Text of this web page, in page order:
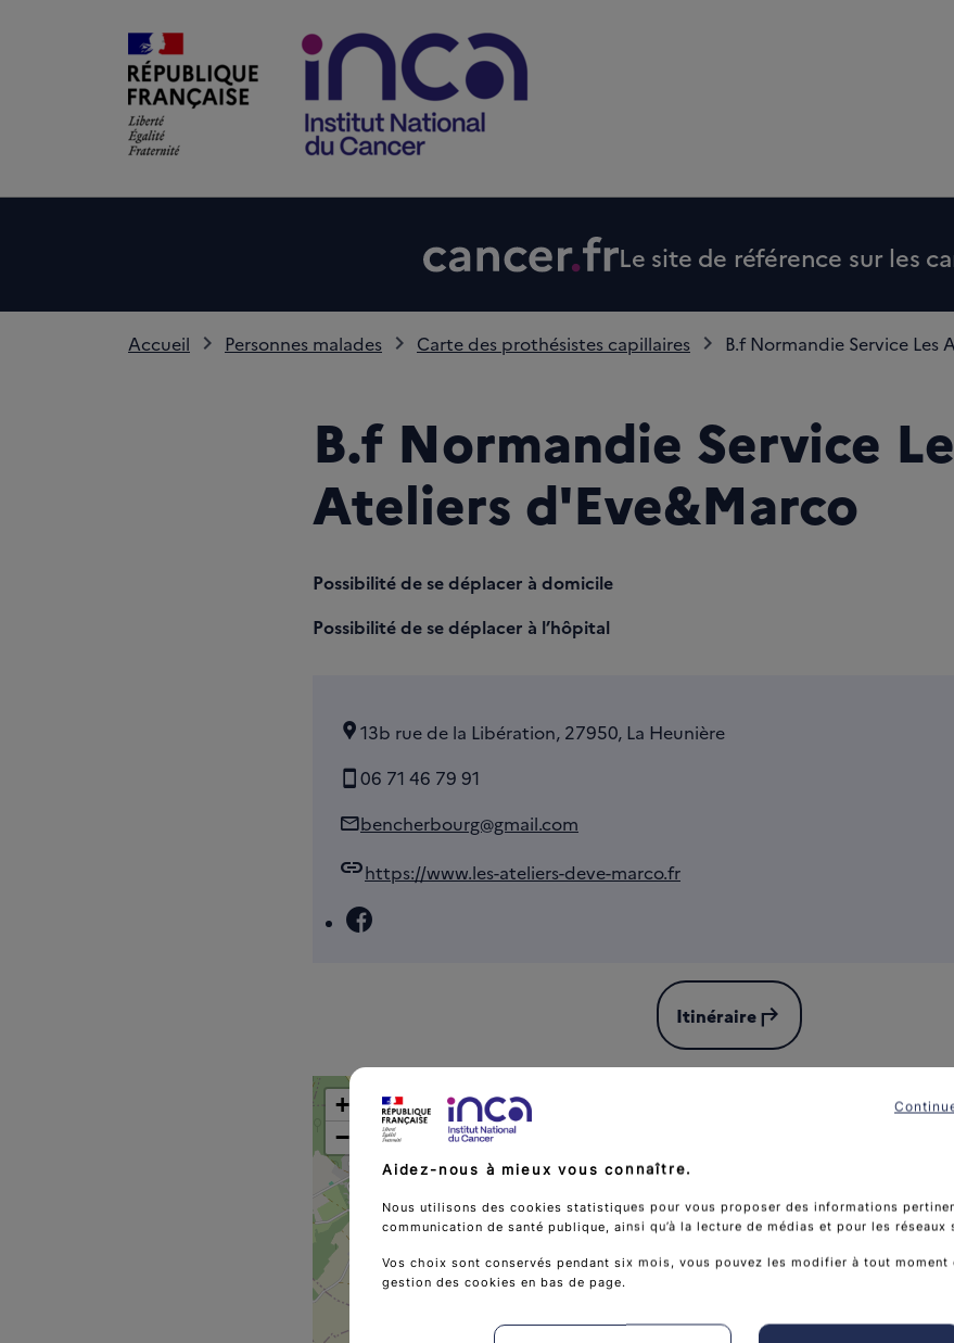
Le site de référence sur les
Accueil Personnes malades Carte des prothésistes capillaires B.f Normandie Service Les
B.f Normandie Service
Ateliers d'Eve&Marco
Possibilité de se déplacer à domicile
Possibilité de se déplacer à l’hôpital
13b rue de la Libération, 27950, La Heunière
06 71 46 79 91
bencherbourg@gmail.com
linkhttps://www.les-ateliers-deve-marco.fr
Facebook
Itinérairesubdirectory_arrow_left
+
−
Aidez-nous à mieux vous connaître.
Nous utilisons des cookies statistiques pour vous proposer des informations
communication de santé publique, ainsi qu’à la lecture de médias et pour les réseaux
Vos choix sont conservés pendant six mois, vous pouvez les modifier à tout moment
gestion des cookies en bas de page.